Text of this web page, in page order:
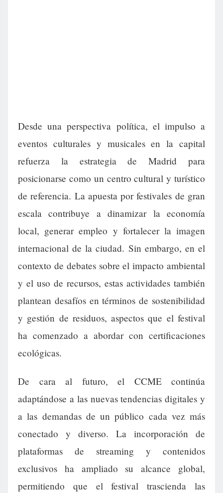
Desde una perspectiva política, el impulso a
eventos culturales y musicales en la capital
refuerza la estrategia de Madrid para
posicionarse como un centro cultural y turístico
de referencia. La apuesta por festivales de gran
escala contribuye a dinamizar la economía
local, generar empleo y fortalecer la imagen
internacional de la ciudad. Sin embargo, en el
contexto de debates sobre el impacto ambiental
y el uso de recursos, estas actividades también
plantean desafíos en términos de sostenibilidad
y gestión de residuos, aspectos que el festival
ha comenzado a abordar con certificaciones
ecológicas.
De cara al futuro, el CCME continúa
adaptándose a las nuevas tendencias digitales y
a las demandas de un público cada vez más
conectado y diverso. La incorporación de
plataformas de streaming y contenidos
exclusivos ha ampliado su alcance global,
permitiendo que el festival trascienda las